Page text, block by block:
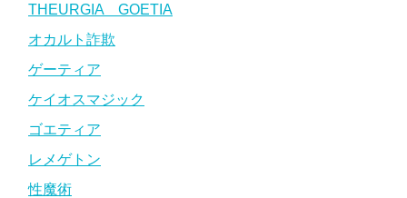
THEURGIA GOETIA
オカルト詐欺
ゲーティア
ケイオスマジック
ゴエティア
レメゲトン
性魔術